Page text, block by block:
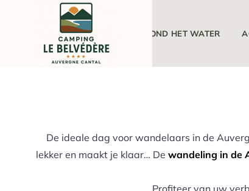
DE CAMPING ROND HET WATER
De ideale dag voor wandelaars in de
lekker en maakt je klaar… De wandeling in de